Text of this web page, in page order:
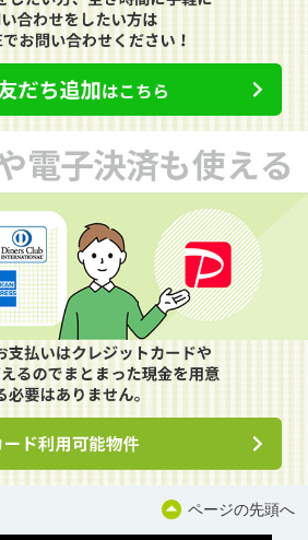
ページの先頭へ